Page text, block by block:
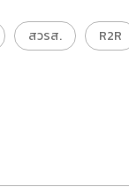
สวรส. R2R